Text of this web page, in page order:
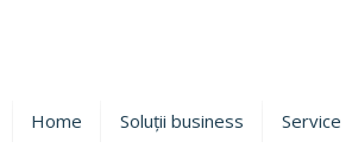
Home Soluții business Service